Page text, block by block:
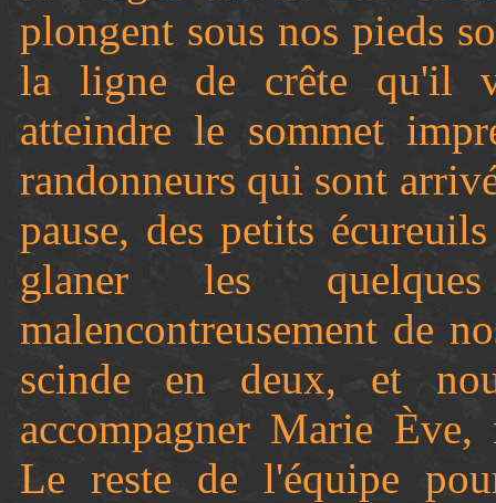
plongent sous nos pieds
la ligne de crête qu'il
atteindre le sommet
randonneurs qui sont
pause, des petits
glaner les
malencontreusement de
scinde en deux, et
accompagner Marie
Le reste de l'équipe